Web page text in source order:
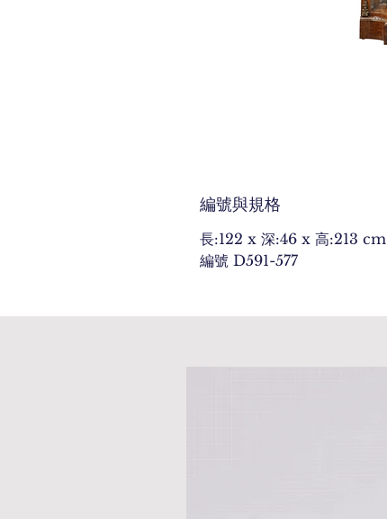
編號與規格
長:122 x 深:46 x 高:213 cm
編號 D591-577